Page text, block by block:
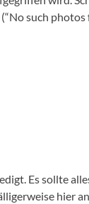
such photos
Es sollte
hier